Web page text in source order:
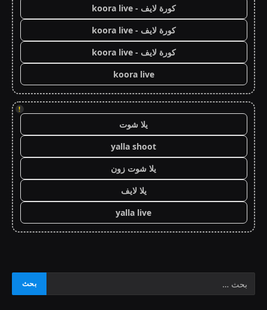
كورة لايف - koora live
كورة لايف - koora live
كورة لايف - koora live
koora live
!
يلا شوت
yalla shoot
يلا شوت زون
يلا لايف
yalla live